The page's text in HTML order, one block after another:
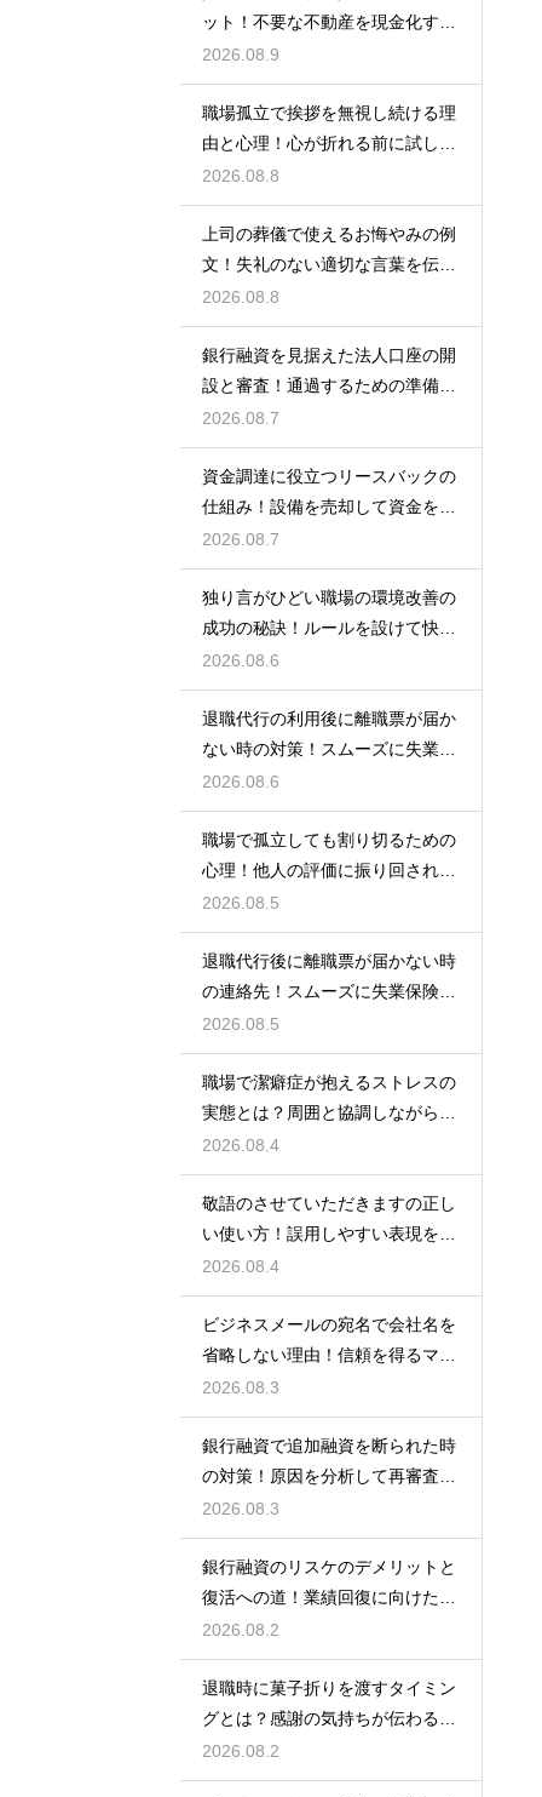
ット！不要な不動産を現金化する
仕組み
2026.08.9
職場孤立で挨拶を無視し続ける理
由と心理！心が折れる前に試した
い関係改善策
2026.08.8
上司の葬儀で使えるお悔やみの例
文！失礼のない適切な言葉を伝え
る例文
2026.08.8
銀行融資を見据えた法人口座の開
設と審査！通過するための準備と
ポイント
2026.08.7
資金調達に役立つリースバックの
仕組み！設備を売却して資金を得
る方法
2026.08.7
独り言がひどい職場の環境改善の
成功の秘訣！ルールを設けて快適
な空間を作る
2026.08.6
退職代行の利用後に離職票が届か
ない時の対策！スムーズに失業保
険をもらう
2026.08.6
職場で孤立しても割り切るための
心理！他人の評価に振り回されな
いための術
2026.08.5
退職代行後に離職票が届かない時
の連絡先！スムーズに失業保険を
もらう術
2026.08.5
職場で潔癖症が抱えるストレスの
実態とは？周囲と協調しながら快
適に働く術
2026.08.4
敬語のさせていただきますの正し
い使い方！誤用しやすい表現を理
解する術
2026.08.4
ビジネスメールの宛名で会社名を
省略しない理由！信頼を得るマナ
ー
2026.08.3
銀行融資で追加融資を断られた時
の対策！原因を分析して再審査を
狙う
2026.08.3
銀行融資のリスケのデメリットと
復活への道！業績回復に向けた事
業計画
2026.08.2
退職時に菓子折りを渡すタイミン
グとは？感謝の気持ちが伝わる正
しいマナー
2026.08.2